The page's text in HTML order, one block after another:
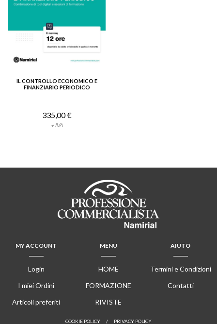
VEDI DETTAGLIO
IL CONTROLLO ECONOMICO E
FINANZIARIO PERIODICO
335,00 €
+ IVA
MY ACCOUNT
Login
I miei Ordini
Articoli preferiti
MENU
HOME
FORMAZIONE
RIVISTE
AIUTO
Termini e Condizioni
Contatti
COOKIE POLICY / PRIVACY POLICY